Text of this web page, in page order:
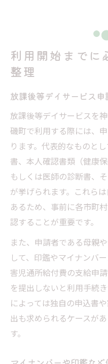
利用開始までに
整理
放課後等デイサービス
放課後等デイサービスを
磯町で利用する際には、
ります。代表的なものと
書、本人確認書類（健康
もしくは医師の診断書、
が挙げられます。これら
あるため、事前に各市町
認することが重要です。
また、申請者である母親
して、印鑑やマイナンバ
害児通所給付費の支給申
を提出しないと利用手続
によっては独自の申込書
出も求められるケースが
す。